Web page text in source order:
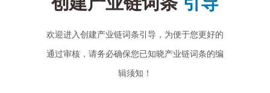
欢迎进入创建产业链词条引导，为便于您更好的
通过审核，请务必确保您已知晓产业链词条的编
辑须知！